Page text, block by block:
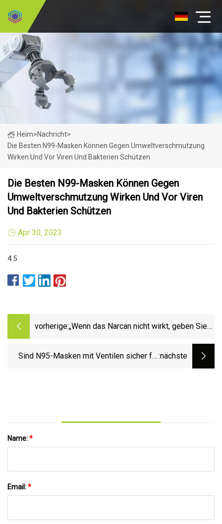
Heim>Nachricht>
Die Besten N99-Masken Können Gegen Umweltverschmutzung
Wirken Und Vor Viren Und Bakterien Schützen
Die Besten N99-Masken Können Gegen
Umweltverschmutzung Wirken Und Vor Viren
Und Bakterien Schützen
Apr 30, 2023
4.5
vorherige:„Wenn das Narcan nicht wirkt, geben Sie
Verwendung von Naloxon
Sind N95-Masken mit Ventilen sicher für :nächste
Name:*
Email:*